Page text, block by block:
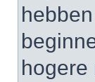
hogere